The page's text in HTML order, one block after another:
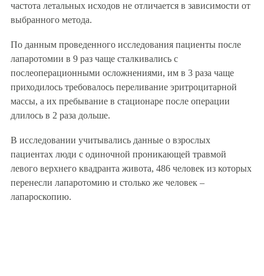
частота летальных исходов не отличается в зависимости от
выбранного метода.
По данным проведенного исследования пациенты после
лапаротомии в 9 раз чаще сталкивались с
послеоперационными осложнениями, им в 3 раза чаще
приходилось требовалось переливание эритроцитарной
массы, а их пребывание в стационаре после операции
длилось в 2 раза дольше.
В исследовании учитывались данные о взрослых
пациентах люди с одиночной проникающей травмой
левого верхнего квадранта живота, 486 человек из которых
перенесли лапаротомию и столько же человек –
лапароскопию.